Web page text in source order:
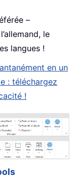
–
le
langues !
en un
: téléchargez
!